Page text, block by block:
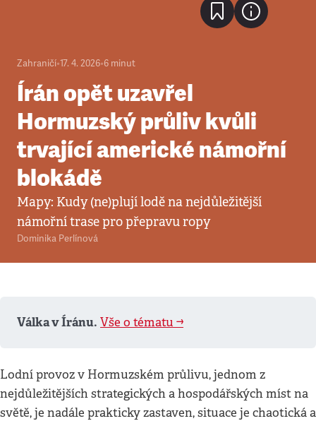
Zahraničí•17. 4. 2026•6 minut
Írán opět uzavřel
Hormuzský průliv kvůli
trvající americké námořní
blokádě
Mapy: Kudy (ne)plují lodě na nejdůležitější
námořní trase pro přepravu ropy
Dominika Perlínová
Válka v Íránu. Vše o tématu ➡️
Lodní provoz v Hormuzském průlivu, jednom z
nejdůležitějších strategických a hospodářských míst na
světě, je nadále prakticky zastaven, situace je chaotická a